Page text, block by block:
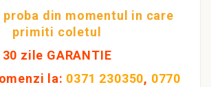
proba din momentul in care
primiti coletul
30 zile GARANTIE
la: 0371 230350, 0770